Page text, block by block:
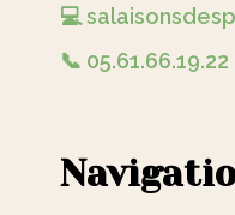
💻
📞 05.61.66.19.22